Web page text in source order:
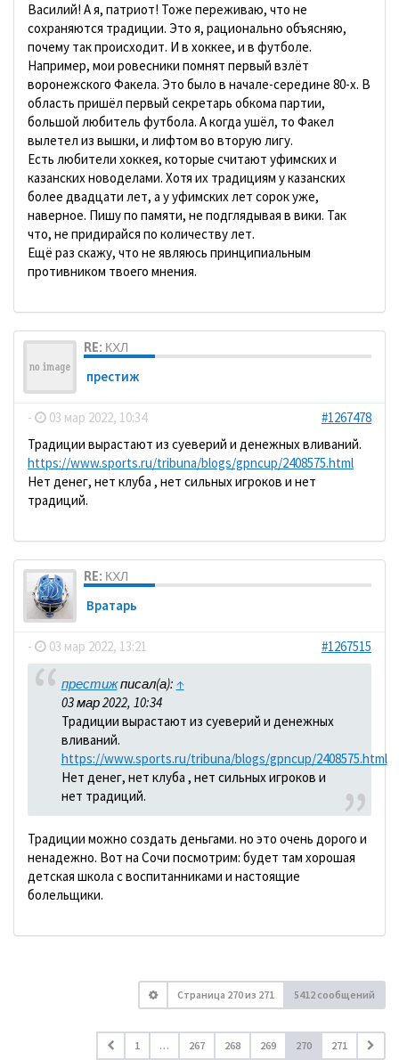
Василий! А я, патриот! Тоже переживаю, что не
сохраняются традиции. Это я, рационально объясняю,
почему так происходит. И в хоккее, и в футболе.
Например, мои ровесники помнят первый взлёт
воронежского Факела. Это было в начале-середине 80-х. В
область пришёл первый секретарь обкома партии,
большой любитель футбола. А когда ушёл, то Факел
вылетел из вышки, и лифтом во вторую лигу.
Есть любители хоккея, которые считают уфимских и
казанских новоделами. Хотя их традициям у казанских
более двадцати лет, а у уфимских лет сорок уже,
наверное. Пишу по памяти, не подглядывая в вики. Так
что, не придирайся по количеству лет.
Ещё раз скажу, что не являюсь принципиальным
противником твоего мнения.
RE: КХЛ
престиж
- 03 мар 2022, 10:34
#1267478
Традиции вырастают из суеверий и денежных вливаний.
https://www.sports.ru/tribuna/blogs/gpncup/2408575.html
Нет денег, нет клуба , нет сильных игроков и нет
традиций.
RE: КХЛ
Вратарь
- 03 мар 2022, 13:21 #1267515
престижписал(а): ↑
03 мар 2022, 10:34
Традиции вырастают из суеверий и денежных
вливаний.
https://www.sports.ru/tribuna/blogs/gpncup/2408575.html
Нет денег, нет клуба , нет сильных игроков и
нет традиций.
Традиции можно создать деньгами. но это очень дорого и
ненадежно. Вот на Сочи посмотрим: будет там хорошая
детская школа с воспитанниками и настоящие
болельщики.
Страница 270из 271 5412 сообщений
1 … 267 268 269 270 271